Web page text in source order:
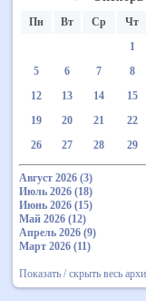
Пн Вт Ср Чт
1
5
6 7 8
12
13 14 15
19
20 21 22
26
27 28 29
Август 2026 (3)
Июль 2026 (18)
Июнь 2026 (15)
Май 2026 (12)
Апрель 2026 (9)
Март 2026 (11)
Показать / скрыть весь